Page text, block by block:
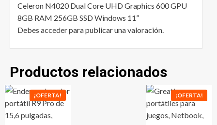
Celeron N4020 Dual Core UHD Graphics 600 GPU
8GB RAM 256GB SSD Windows 11”
Debes accederpara publicar una valoración.
Productos relacionados
¡OFERTA! ¡OFERTA!